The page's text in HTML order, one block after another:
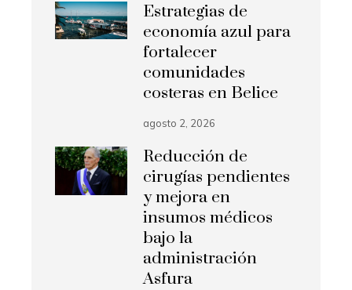
Estrategias de
economía azul para
fortalecer
comunidades
costeras en Belice
agosto 2, 2026
Reducción de
cirugías pendientes
y mejora en
insumos médicos
bajo la
administración
Asfura